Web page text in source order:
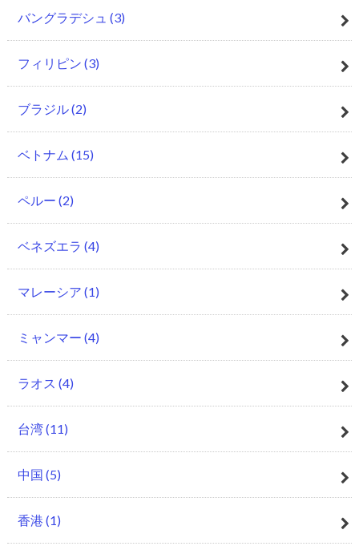
バングラデシュ (3)
フィリピン (3)
ブラジル(2)
ベトナム (15)
ペルー (2)
ベネズエラ (4)
マレーシア (1)
ミャンマー (4)
ラオス (4)
台湾(11)
中国 (5)
香港 (1)